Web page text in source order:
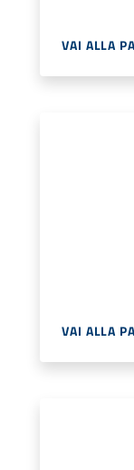
VAI ALLA
VAI ALLA